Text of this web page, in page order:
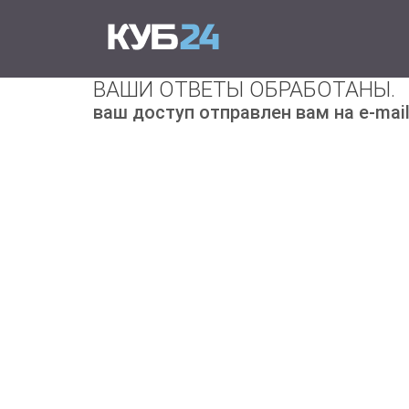
Онлайн программа для
ВАШИ ОТВЕТЫ ОБРАБОТАНЫ.
ваш доступ отправлен вам на e-